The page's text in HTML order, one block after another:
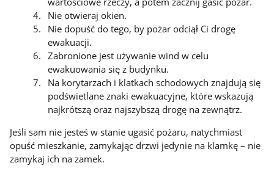
Nie otwieraj okien.
Nie dopuść do tego, by pożar odciął Ci drogę
ewakuacji.
Zabronione jest używanie wind w celu
ewakuowania się z budynku.
Na korytarzach i klatkach schodowych znajdują się
podświetlane znaki ewakuacyjne, które wskazują
najkrótszą oraz najszybszą drogę na zewnątrz.
Jeśli sam nie jesteś w stanie ugasić pożaru, natychmiast
opuść mieszkanie, zamykając drzwi jedynie na klamkę – nie
zamykaj ich na zamek.